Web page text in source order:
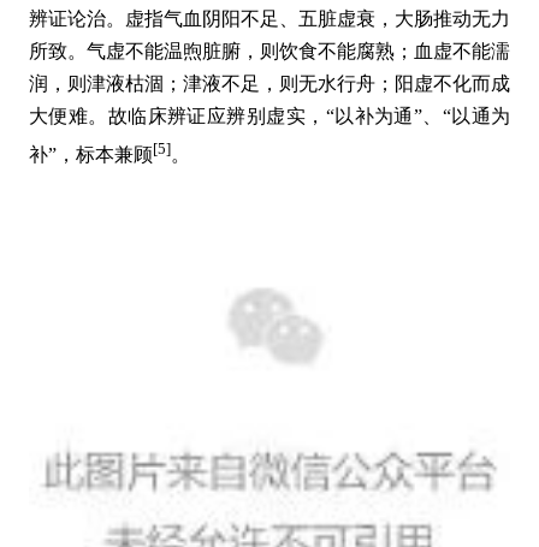
辨证论治。虚指气血阴阳不足、五脏虚衰，大肠推动无力
所致。气虚不能温煦脏腑，则饮食不能腐熟；血虚不能濡
润，则津液枯涸；津液不足，则无水行舟；阳虚不化而成
大便难。故临床辨证应辨别虚实，“以补为通”、“以通为
补”，标本兼顾[5]。